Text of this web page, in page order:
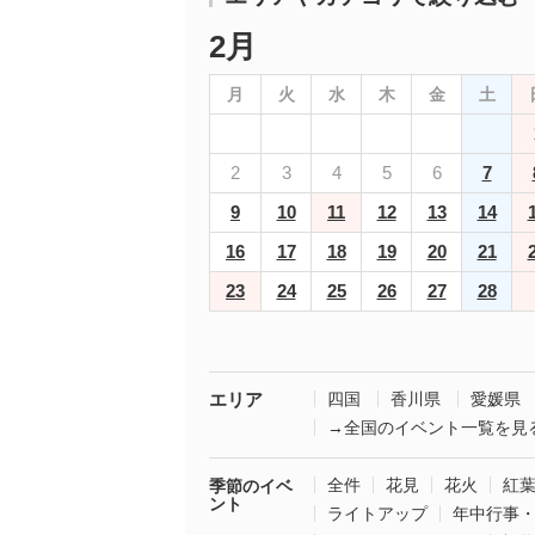
2月
月 火 水 木 金 土
2
3 4 5 6 7
9
10 11 12 13 14
16
17 18 19 20 21
23
24 25 26 27 28
エリア 四国 香川県
愛媛県
→全国のイベント一覧を見
季節のイベ
ント
全件 花見 花火
紅葉
ライトアップ
年中行事